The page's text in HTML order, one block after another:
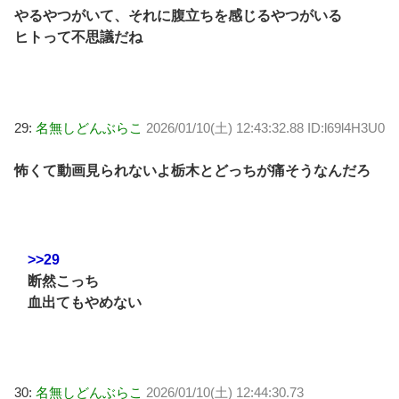
やるやつがいて、それに腹立ちを感じるやつがいる
ヒトって不思議だね
29: 名無しどんぶらこ 2026/01/10(土) 12:43:32.88 ID:l69l4H3U0
怖くて動画見られないよ栃木とどっちが痛そうなんだろ
>>29
断然こっち
血出てもやめない
30: 名無しどんぶらこ 2026/01/10(土) 12:44:30.73